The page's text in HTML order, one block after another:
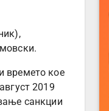
времето кое
2019
санкции